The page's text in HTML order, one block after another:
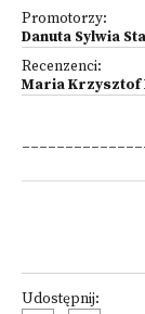
Promotorzy:
Danuta Sylwia
Recenzenci:
Maria Krzysztof
Udostępnij: